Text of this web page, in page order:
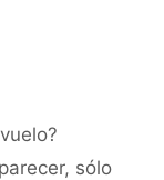
sólo